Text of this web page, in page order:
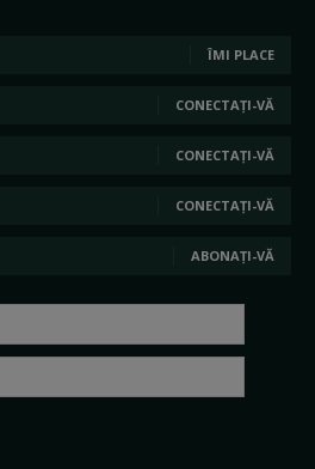
ÎMI PLACE
CONECTAȚI-VĂ
CONECTAȚI-VĂ
CONECTAȚI-VĂ
ABONAȚI-VĂ